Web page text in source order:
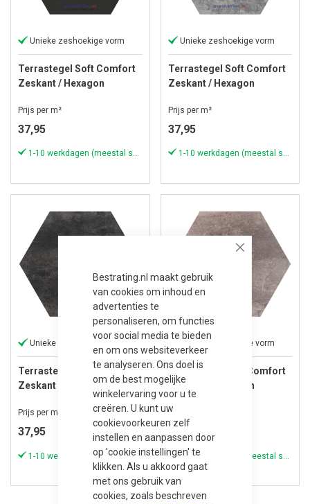
Close
Bestrating.nl maakt gebruik
van cookies om inhoud en
advertenties te
personaliseren, om functies
voor social media te bieden
en om ons websiteverkeer
te analyseren. Ons doel is
om de best mogelijke
winkelervaring voor u te
creëren. U kunt uw
cookievoorkeuren zelf
instellen en aanpassen door
op 'cookie instellingen' te
klikken. Als u akkoord gaat
met ons gebruik van
cookies, zoals beschreven
Unieke zeshoekige vorm
Terrastegel Soft Comfort
Zeskant / Hexagon
Prijs per m²
37,95
1-10 werkdagen (meestal sneller)
Unieke zeshoekige vorm
Terrastegel Soft Comfort
Zeskant / Hexagon
Prijs per m²
37,95
1-10 werkdagen (meestal sneller)
Unieke zeshoekige vorm
Terrastegel Soft Comfort
Zeskant / Hexagon
60/52,5x30x4 cm
Grijs/Zwart
Prijs per m²
37,95
1-10 werkdagen (meestal sneller)
Unieke zeshoekige vorm
Terrastegel Soft Comfort
Zeskant / Hexagon
60/52,5x30x4 cm Ivory
Prijs per m²